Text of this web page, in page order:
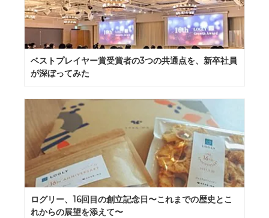
ベストプレイヤー賞受賞者の3つの共通点を、新卒社員
が深ぼってみた
ログリー、16回目の創立記念日〜これまでの歴史とこ
れからの展望を添えて〜